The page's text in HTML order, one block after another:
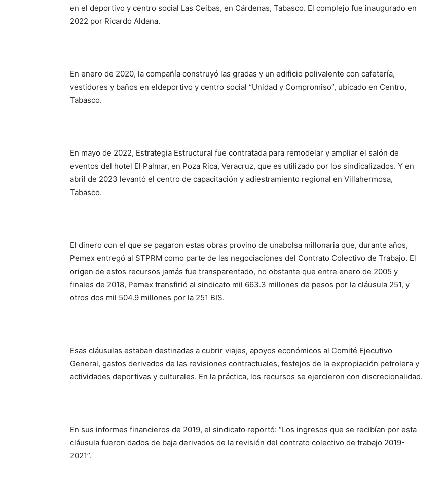
en el deportivo y centro social Las Ceibas, en Cárdenas, Tabasco. El complejo fue inaugurado en
2022 por Ricardo Aldana.
En enero de 2020, la compañía construyó las gradas y un edificio polivalente con cafetería,
vestidores y baños en eldeportivo y centro social “Unidad y Compromiso”, ubicado en Centro,
Tabasco.
En mayo de 2022, Estrategia Estructural fue contratada para remodelar y ampliar el salón de
eventos del hotel El Palmar, en Poza Rica, Veracruz, que es utilizado por los sindicalizados. Y en
abril de 2023 levantó el centro de capacitación y adiestramiento regional en Villahermosa,
Tabasco.
El dinero con el que se pagaron estas obras provino de unabolsa millonaria que, durante años,
Pemex entregó al STPRM como parte de las negociaciones del Contrato Colectivo de Trabajo. El
origen de estos recursos jamás fue transparentado, no obstante que entre enero de 2005 y
finales de 2018, Pemex transfirió al sindicato mil 663.3 millones de pesos por la cláusula 251, y
otros dos mil 504.9 millones por la 251 BIS.
Esas cláusulas estaban destinadas a cubrir viajes, apoyos económicos al Comité Ejecutivo
General, gastos derivados de las revisiones contractuales, festejos de la expropiación petrolera y
actividades deportivas y culturales. En la práctica, los recursos se ejercieron con discrecionalidad.
En sus informes financieros de 2019, el sindicato reportó: “Los ingresos que se recibían por esta
cláusula fueron dados de baja derivados de la revisión del contrato colectivo de trabajo 2019-
2021”.